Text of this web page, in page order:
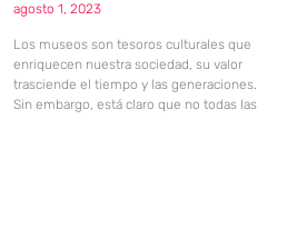
agosto 1, 2023
Los museos son tesoros culturales que
enriquecen nuestra sociedad, su valor
trasciende el tiempo y las generaciones.
Sin embargo, está claro que no todas las